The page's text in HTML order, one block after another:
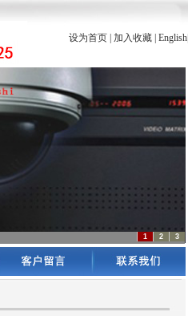
设为首页 加入收藏 English
1 2 3